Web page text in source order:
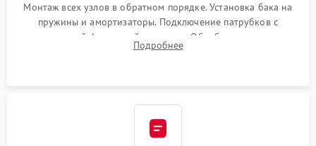
Монтаж всех узлов в обратном порядке. Установка бака на
пружины и амортизаторы. Подключение патрубков с
надежной фиксацией хомутами. Обработка стыков
герметиком для предотвращения возможных протечек воды.
Подробнее